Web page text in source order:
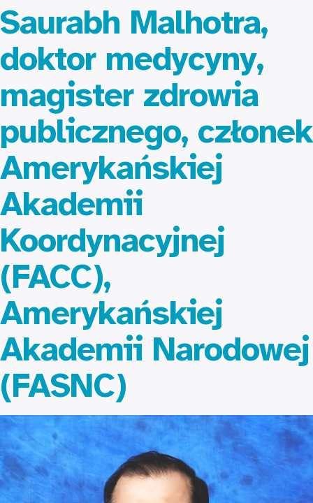
Saurabh Malhotra,
doktor medycyny,
magister zdrowia
publicznego, członek
Amerykańskiej
Akademii
Koordynacyjnej
(FACC),
Amerykańskiej
Akademii Narodowej
(FASNC)